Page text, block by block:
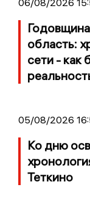
область:
сети - как
05/08/2026
Ко дню
Теткино